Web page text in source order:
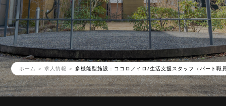
ホーム 求人情報 多機能型施設：ココロノイロ/生活支援スタッフ（パート職